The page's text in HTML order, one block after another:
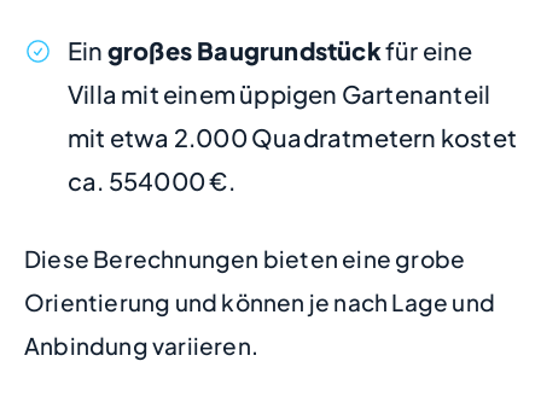
Ein großes Baugrundstückfür eine
Villa mit einem üppigen Gartenanteil
mit etwa 2.000 Quadratmetern kostet
ca. 554000 €.
Diese Berechnungen bieten eine grobe
Orientierung und können je nach Lage und
Anbindung variieren.